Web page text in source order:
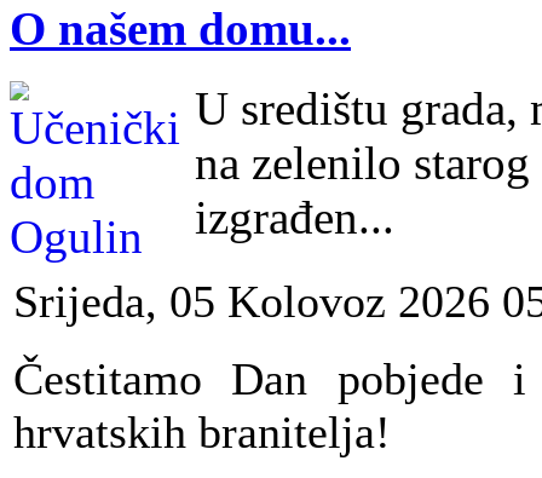
O našem domu...
U središtu grada,
na zelenilo
izgrađen...
Srijeda, 05 Kolovoz 2026
Čestitamo Dan pobjede
hrvatskih branitelja!